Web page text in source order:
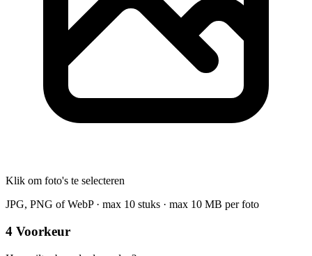
Klik om foto's te selecteren
JPG, PNG of WebP · max 10 stuks · max 10 MB per foto
4 Voorkeur